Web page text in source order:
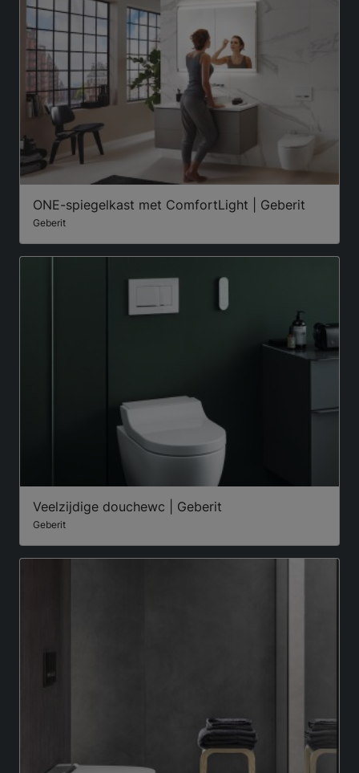
ONE-spiegelkast met ComfortLight | Geberit
Geberit
Veelzijdige douchewc | Geberit
Geberit